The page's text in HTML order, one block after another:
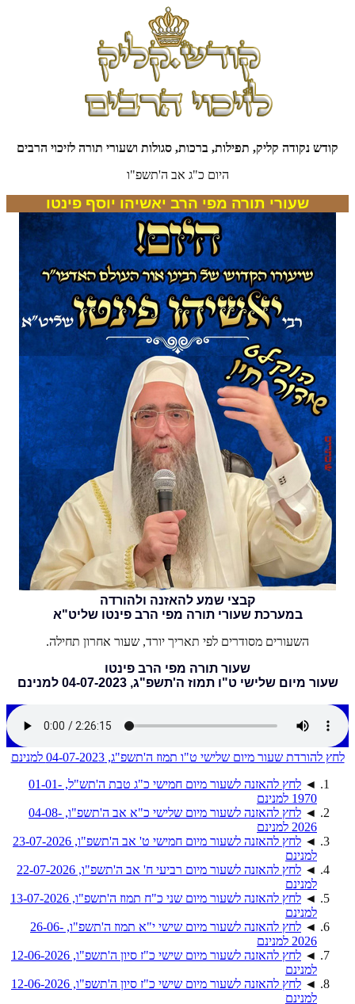
קודש נקודה קליק, תפילות, ברכות, סגולות ושעורי תורה לזיכוי הרבים
היום כ"ג אב ה'תשפ"ו
שעורי תורה מפי הרב יאשיהו יוסף פינטו
קבצי שמע להאזנה ולהורדה
במערכת שעורי תורה מפי הרב פינטו שליט"א
השעורים מסודרים לפי תאריך יורד, שעור אחרון תחילה.
שעור תורה מפי הרב פינטו
שעור מיום שלישי ט"ו תמוז ה'תשפ"ג, 04-07-2023 למנינם
לחץ להורדת שעור מיום שלישי ט"ו תמוז ה'תשפ"ג, 04-07-2023 למנינם
◄
לחץ להאזנה לשעור מיום חמישי כ"ג טבת ה'תש"ל, 01-01-
1970 למנינם
◄
לחץ להאזנה לשעור מיום שלישי כ"א אב ה'תשפ"ו, 04-08-
2026 למנינם
◄
לחץ להאזנה לשעור מיום חמישי ט' אב ה'תשפ"ו, 23-07-2026
למנינם
◄
לחץ להאזנה לשעור מיום רביעי ח' אב ה'תשפ"ו, 22-07-2026
למנינם
◄
לחץ להאזנה לשעור מיום שני כ"ח תמוז ה'תשפ"ו, 13-07-2026
למנינם
◄
לחץ להאזנה לשעור מיום שישי י"א תמוז ה'תשפ"ו, 26-06-
2026 למנינם
◄
לחץ להאזנה לשעור מיום שישי כ"ז סיון ה'תשפ"ו, 12-06-2026
למנינם
◄
לחץ להאזנה לשעור מיום שישי כ"ז סיון ה'תשפ"ו, 12-06-2026
למנינם